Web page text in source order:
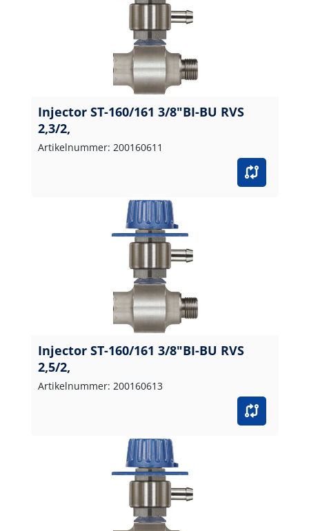
Injector ST-160/161 3/8"BI-BU RVS
2,3/2,
Artikelnummer: 200160611
Injector ST-160/161 3/8"BI-BU RVS
2,5/2,
Artikelnummer: 200160613